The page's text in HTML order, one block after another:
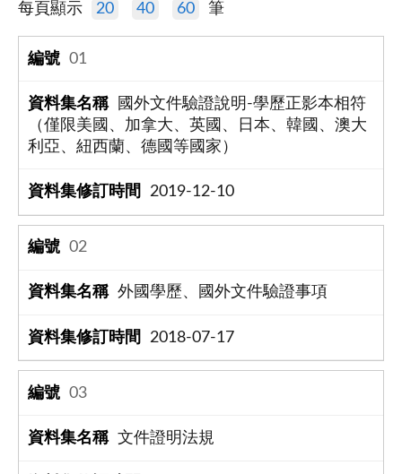
每頁顯示
20 40 60 筆
01
國外文件驗證說明-學歷正影本相符
（僅限美國、加拿大、英國、日本、韓國、澳大
利亞、紐西蘭、德國等國家）
2019-12-10
02
外國學歷、國外文件驗證事項
2018-07-17
03
文件證明法規